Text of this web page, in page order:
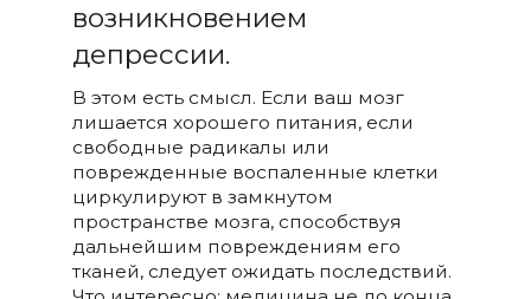
возникновением
депрессии.
В этом есть смысл. Если ваш мозг
лишается хорошего питания, если
свободные радикалы или
поврежденные воспаленные клетки
циркулируют в замкнутом
пространстве мозга, способствуя
дальнейшим повреждениям его
тканей, следует ожидать последствий.